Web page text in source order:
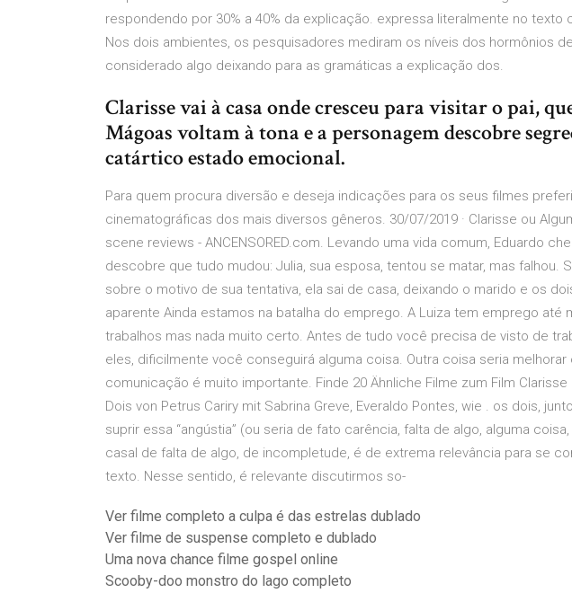
respondendo por 30% a 40% da explicação. expressa literalmente no texto
Nos dois ambientes, os pesquisadores mediram os níveis dos hormônios
considerado algo deixando para as gramáticas a explicação dos.
Clarisse vai à casa onde cresceu para visitar o pai,
Mágoas voltam à tona e a personagem descobre
catártico estado emocional.
Para quem procura diversão e deseja indicações para os seus filmes
cinematográficas dos mais diversos gêneros. 30/07/2019 · Clarisse ou
scene reviews - ANCENSORED.com. Levando uma vida comum, Eduardo
descobre que tudo mudou: Julia, sua esposa, tentou se matar, mas falhou.
sobre o motivo de sua tentativa, ela sai de casa, deixando o marido e os
aparente Ainda estamos na batalha do emprego. A Luiza tem emprego até
trabalhos mas nada muito certo. Antes de tudo você precisa de visto de
eles, dificilmente você conseguirá alguma coisa. Outra coisa seria
comunicação é muito importante. Finde 20 Ähnliche Filme zum Film
Dois von Petrus Cariry mit Sabrina Greve, Everaldo Pontes, wie . os dois,
suprir essa “angústia” (ou seria de fato carência, falta de algo, alguma
casal de falta de algo, de incompletude, é de extrema relevância para se
texto. Nesse sentido, é relevante discutirmos so-
Ver filme completo a culpa é das estrelas dublado
Ver filme de suspense completo e dublado
Uma nova chance filme gospel online
Scooby-doo monstro do lago completo